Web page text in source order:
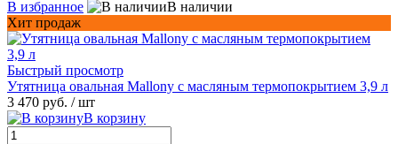
В избранное
В наличии
Хит продаж
Быстрый просмотр
Утятница овальная Mallony с масляным термопокрытием 3,9 л
3 470 руб. / шт
В корзину